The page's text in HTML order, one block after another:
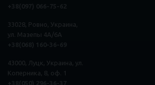
33028, Ровно, Украина,
ул. Мазепы 4А/6А
43000, Луцк, Украина, ул.
Коперника, 8, оф. 1